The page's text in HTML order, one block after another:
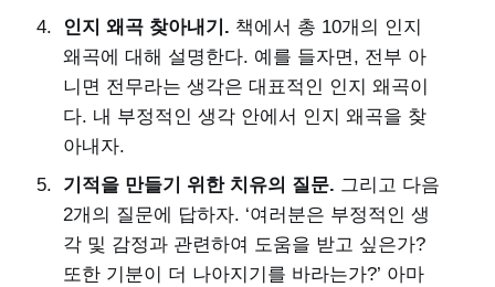
인지 왜곡 찾아내기. 책에서 총 10개의 인지
왜곡에 대해 설명한다. 예를 들자면, 전부 아
니면 전무라는 생각은 대표적인 인지 왜곡이
다. 내 부정적인 생각 안에서 인지 왜곡을 찾
아내자.
기적을 만들기 위한 치유의 질문. 그리고 다음
2개의 질문에 답하자. ‘여러분은 부정적인 생
각 및 감정과 관련하여 도움을 받고 싶은가?
또한 기분이 더 나아지기를 바라는가?’ 아마